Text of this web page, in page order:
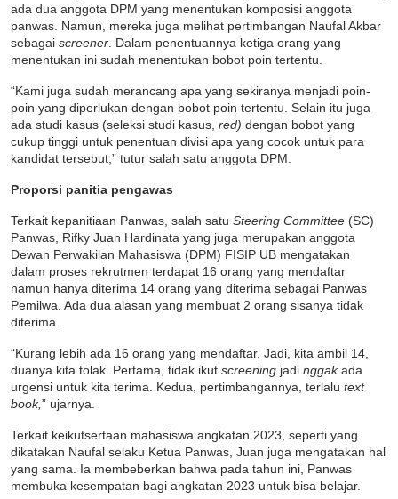
ada dua anggota DPM yang menentukan komposisi anggota
panwas. Namun, mereka juga melihat pertimbangan Naufal Akbar
sebagai screener . Dalam penentuannya ketiga orang yang
menentukan ini sudah menentukan bobot poin tertentu.
“Kami juga sudah merancang apa yang sekiranya menjadi poin-
poin yang diperlukan dengan bobot poin tertentu. Selain itu juga
ada studi kasus (seleksi studi kasus, red) dengan bobot yang
cukup tinggi untuk penentuan divisi apa yang cocok untuk para
kandidat tersebut,” tutur salah satu anggota DPM.
Proporsi panitia pengawas
Terkait kepanitiaan Panwas, salah satu Steering Committee (SC)
Panwas, Rifky Juan Hardinata yang juga merupakan anggota
Dewan Perwakilan Mahasiswa (DPM) FISIP UB mengatakan
dalam proses rekrutmen terdapat 16 orang yang mendaftar
namun hanya diterima 14 orang yang diterima sebagai Panwas
Pemilwa. Ada dua alasan yang membuat 2 orang sisanya tidak
diterima.
“Kurang lebih ada 16 orang yang mendaftar. Jadi, kita ambil 14,
duanya kita tolak. Pertama, tidak ikut screening jadi nggakada
urgensi untuk kita terima. Kedua, pertimbangannya, terlalu text
book,” ujarnya.
Terkait keikutsertaan mahasiswa angkatan 2023, seperti yang
dikatakan Naufal selaku Ketua Panwas, Juan juga mengatakan hal
yang sama. Ia membeberkan bahwa pada tahun ini, Panwas
membuka kesempatan bagi angkatan 2023 untuk bisa belajar.